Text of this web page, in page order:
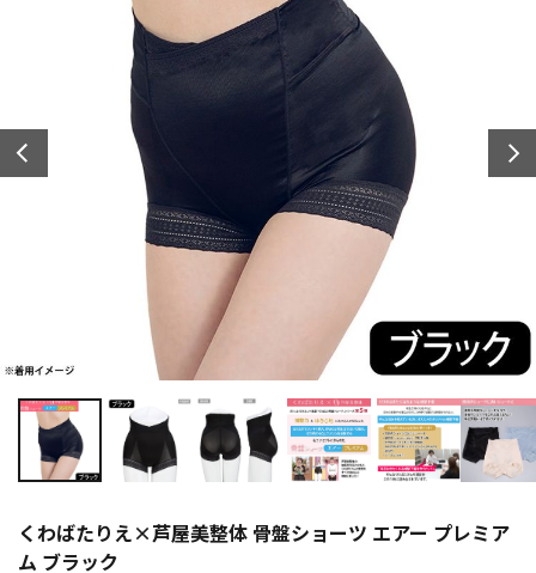
くわばたりえ×芦屋美整体 骨盤ショーツ エアー プレミア
ム ブラック